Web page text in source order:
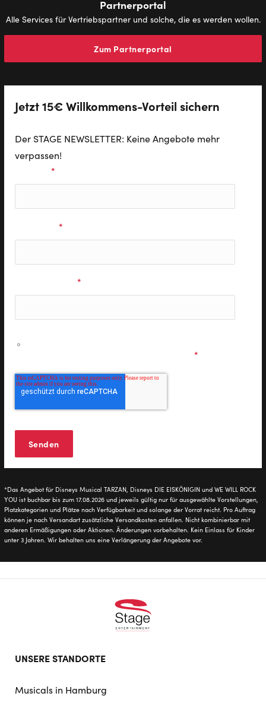
Partnerportal
Alle Services für Vertriebspartner und solche, die es werden wollen.
Zum Partnerportal
Jetzt 15€ Willkommens-Vorteil sichern
Der STAGE NEWSLETTER: Keine Angebote mehr
verpassen!
*
*
*
*
*Das Angebot für Disneys Musical TARZAN, Disneys DIE EISKÖNIGIN und WE WILL ROCK
YOU ist buchbar bis zum 17.08.2026 und jeweils gültig nur für ausgewählte Vorstellungen,
Platzkategorien und Plätze nach Verfügbarkeit und solange der Vorrat reicht. Pro Auftrag
können je nach Versandart zusätzliche Versandkosten anfallen. Nicht kombinierbar mit
anderen Ermäßigungen oder Aktionen. Änderungen vorbehalten. Kein Einlass für Kinder
unter 3 Jahren. Wir behalten uns eine Verlängerung der Angebote vor.
doormat
UNSERE STANDORTE
Musicals in Hamburg